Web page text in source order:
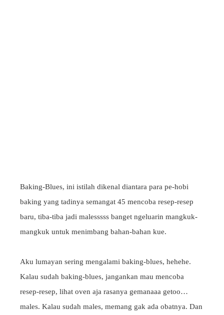
Baking-Blues, ini istilah dikenal diantara para pe-hobi
baking yang tadinya semangat 45 mencoba resep-resep
baru, tiba-tiba jadi malesssss banget ngeluarin mangkuk-
mangkuk untuk menimbang bahan-bahan kue.
Aku lumayan sering mengalami baking-blues, hehehe.
Kalau sudah baking-blues, jangankan mau mencoba
resep-resep, lihat oven aja rasanya gemanaaa getoo…
males. Kalau sudah males, memang gak ada obatnya. Dan